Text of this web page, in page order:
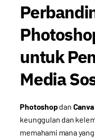
untuk
Media
Photoshopdan Canva
keunggulan dan
memahami mana